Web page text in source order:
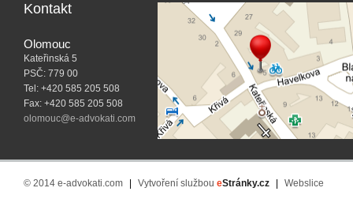
Kontakt
Olomouc
Kateřinská 5
PSČ: 779 00
Tel: +420 585 205 508
Fax: +420 585 205 508
olomouc@e-advokati.com
© 2014 e-advokati.com Vytvoření službou eStránky.cz Webslice